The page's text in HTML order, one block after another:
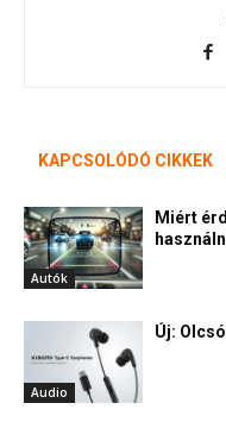
KAPCSOLÓDÓ CIKKEK
Autók
Miért
Audio
Új: